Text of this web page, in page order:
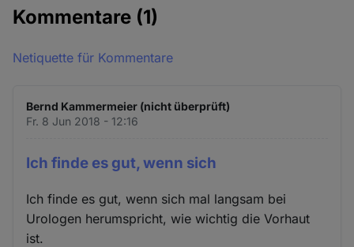
Kommentare (1)
Netiquette für Kommentare
Bernd Kammermeier (nicht überprüft)
Fr. 8 Jun 2018 - 12:16
Ich finde es gut, wenn sich
Ich finde es gut, wenn sich mal langsam bei
Urologen herumspricht, wie wichtig die Vorhaut
ist.